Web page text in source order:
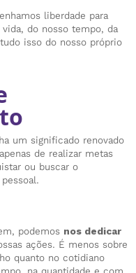
liberdade para
do nosso tempo, da
isso do nosso próprio
um significado renovado
de realizar metas
ou buscar o
podemos nos dedicar
ações. É menos sobre
quanto no cotidiano